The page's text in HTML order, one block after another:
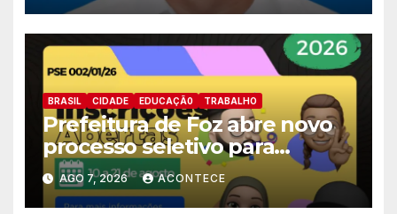
BRASIL CIDADE EDUCAÇÃ0 TRABALHO
Prefeitura de Foz abre novo
processo seletivo para
estagiários
AGO 7, 2026 ACONTECE